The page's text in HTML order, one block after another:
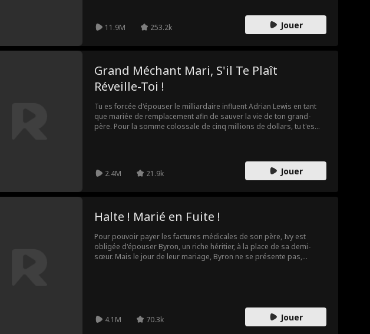
11.9M 253.2k Jouer
Grand Méchant Mari, S'il Te Plaît
Réveille-Toi !
Tu es forcée d'épouser le milliardaire influent Adrian Lewis en tant
que mariée de remplacement afin de sauver la vie de ton grand-
père. Pour la somme colossale de cinq millions de dollars, tu t'es
2.4M 21.9k Jouer
Halte ! Marié en Fuite !
Pour pouvoir payer les factures médicales de son père, Ivy est
obligée d'épouser Byron, un riche héritier, à la place de sa demi-
sœur. Mais le jour de leur mariage, Byron ne se présente pas,
elle l'aime en retour. Ivy éprouvera-t-elle les mêmes sentiments que
lui ?4.1M 70.3k Jouer